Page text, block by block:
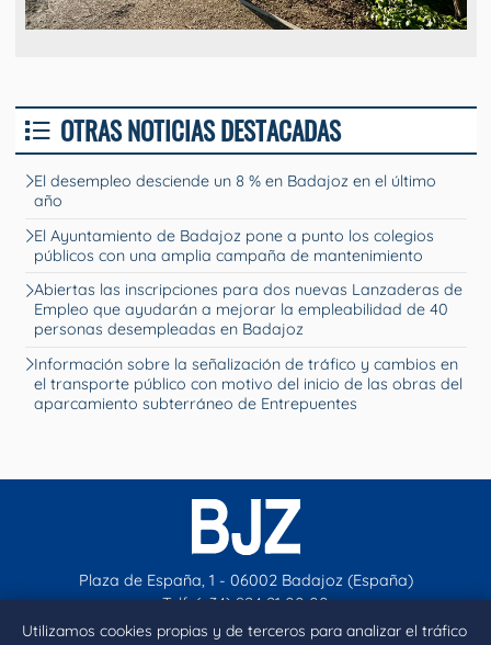
Utilizamos cookies propias y de terceros para analizar el tráfico
OTRAS NOTICIAS DESTACADAS
El desempleo desciende un 8 % en Badajoz en el último
año
El Ayuntamiento de Badajoz pone a punto los colegios
públicos con una amplia campaña de mantenimiento
Abiertas las inscripciones para dos nuevas Lanzaderas de
Empleo que ayudarán a mejorar la empleabilidad de 40
personas desempleadas en Badajoz
Información sobre la señalización de tráfico y cambios en
el transporte público con motivo del inicio de las obras del
aparcamiento subterráneo de Entrepuentes
Plaza de España, 1 - 06002 Badajoz (España)
Telf. (+34) 924 21 00 00
contacto@aytobadajoz.es